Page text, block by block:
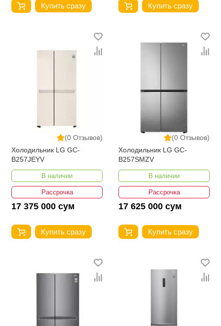
Купить сразу Купить сразу
(0 Отзывов)
Холодильник LG GC-
B257JEYV
В наличии
Рассрочка
17 375 000 сум
Купить сразу
(0 Отзывов)
Холодильник LG GC-
B257SMZV
В наличии
Рассрочка
17 625 000 сум
Купить сразу